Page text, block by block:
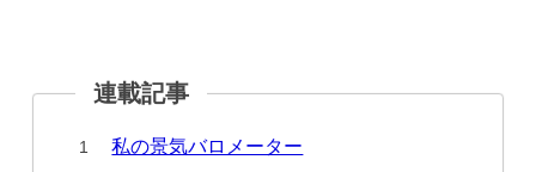
私の景気バロメーター